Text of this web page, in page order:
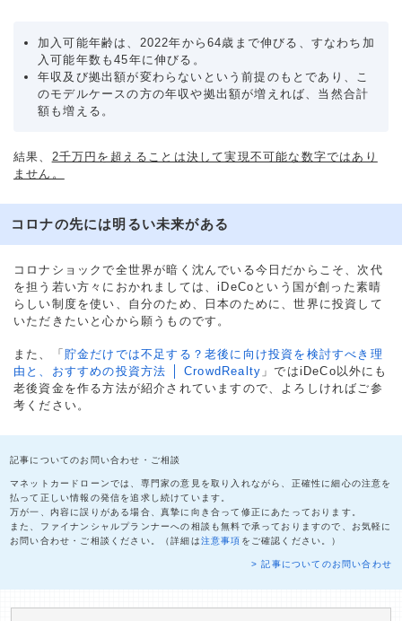
加入可能年齢は、2022年から64歳まで伸びる、すなわち加
入可能年数も45年に伸びる。
年収及び拠出額が変わらないという前提のもとであり、こ
のモデルケースの方の年収や拠出額が増えれば、当然合計
額も増える。
結果、 2千万円を超えることは決して実現不可能な数字ではあり
ません。
コロナの先には明るい未来がある
コロナショックで全世界が暗く沈んでいる今日だからこそ、次代
を担う若い方々におかれましては、iDeCoという国が創った素晴
らしい制度を使い、自分のため、日本のために、世界に投資して
いただきたいと心から願うものです。
また、「 貯金だけでは不足する？老後に向け投資を検討すべき理
由と、おすすめの投資方法 │ CrowdRealty 」ではiDeCo以外にも
老後資金を作る方法が紹介されていますので、よろしければご参
考ください。
記事についてのお問い合わせ・ご相談
マネットカードローンでは、専門家の意見を取り入れながら、正確性に細心の注意を
払って正しい情報の発信を追求し続けています。
万が一、内容に誤りがある場合、真摯に向き合って修正にあたっております。
また、ファイナンシャルプランナーへの相談も無料で承っておりますので、お気軽に
お問い合わせ・ご相談ください。（詳細は注意事項 をご確認ください。）
> 記事についてのお問い合わせ